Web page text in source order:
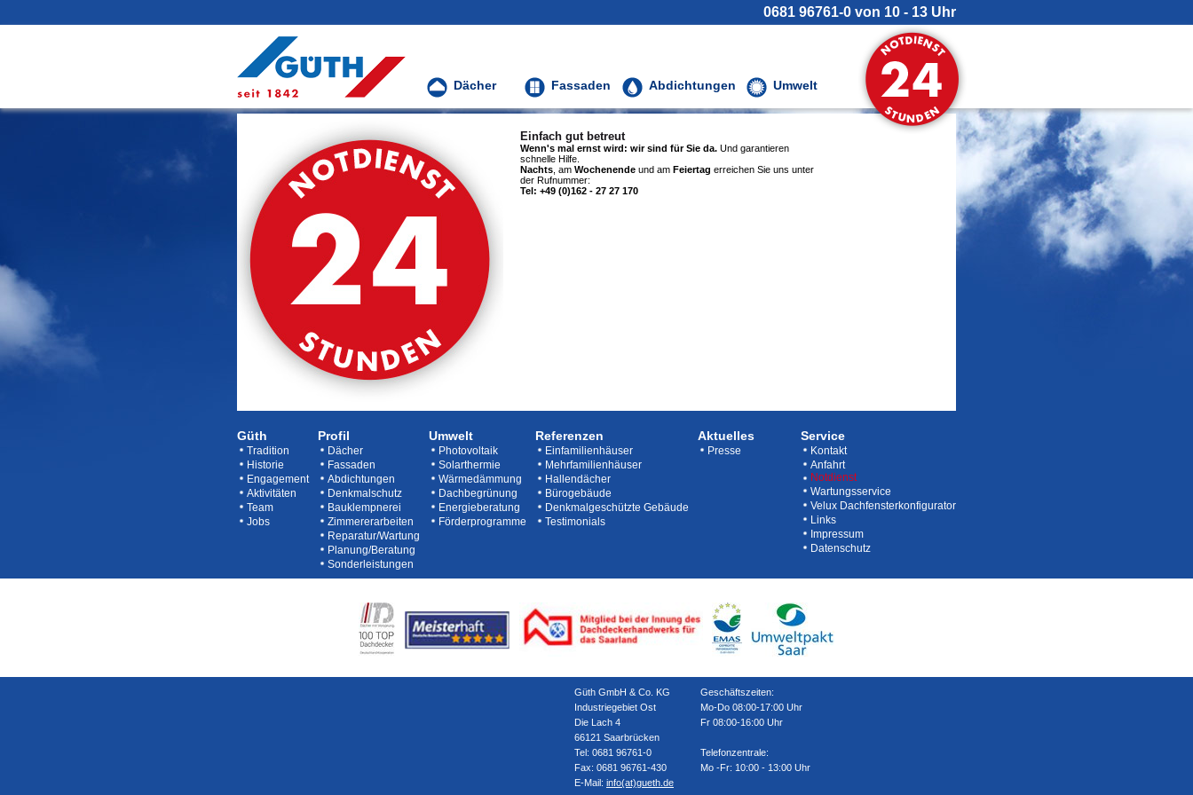
0681 96761-0 von 10 - 13 Uhr
Dächer Fassaden Abdichtungen Umwelt
Einfach gut betreut
Wenn's mal ernst wird: wir sind für Sie da. Und garantieren
schnelle Hilfe.
Nachts , am Wochenende und am Feiertag erreichen Sie uns unter
der Rufnummer:
Tel: +49 (0)162 - 27 27 170
Güth
Tradition
Historie
Engagement
Aktivitäten
Team
Jobs
Profil
Dächer
Fassaden
Abdichtungen
Denkmalschutz
Bauklempnerei
Zimmererarbeiten
Reparatur/Wartung
Planung/Beratung
Sonderleistungen
Umwelt
Photovoltaik
Solarthermie
Wärmedämmung
Dachbegrünung
Energieberatung
Förderprogramme
Referenzen
Einfamilienhäuser
Mehrfamilienhäuser
Hallendächer
Bürogebäude
Denkmalgeschützte Gebäude
Testimonials
Aktuelles
Presse
Service
Kontakt
Anfahrt
Notdienst
Wartungsservice
Velux Dachfensterkonfigurator
Links
Impressum
Datenschutz
Güth GmbH & Co. KG
Industriegebiet Ost
Die Lach 4
66121 Saarbrücken
Tel: 0681 96761-0
Fax: 0681 96761-430
E-Mail: info(at)gueth.de
Geschäftszeiten:
Mo-Do 08:00-17:00 Uhr
Fr 08:00-16:00 Uhr
Telefonzentrale:
Mo -Fr: 10:00 - 13:00 Uhr